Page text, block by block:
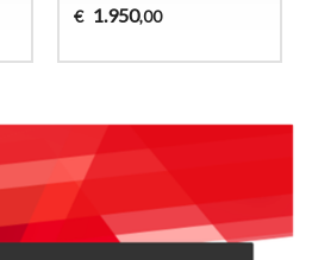
€ 1.950,00